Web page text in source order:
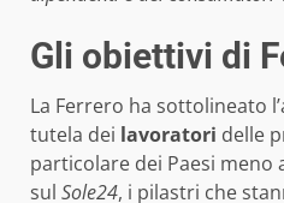
Gli obiettivi di
La Ferrero ha sottolineato
tutela dei lavoratori delle
particolare dei Paesi meno
sul Sole24, i pilastri che